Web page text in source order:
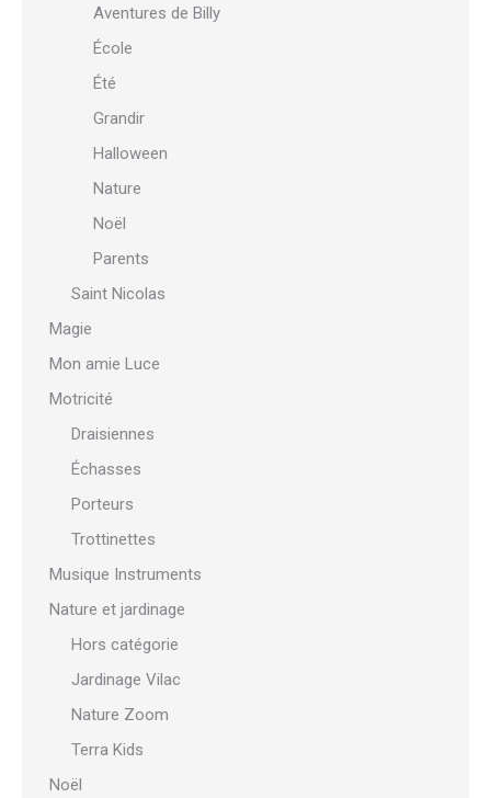
Aventures de Billy
École
Été
Grandir
Halloween
Nature
Noël
Parents
Saint Nicolas
Magie
Mon amie Luce
Motricité
Draisiennes
Échasses
Porteurs
Trottinettes
Musique Instruments
Nature et jardinage
Hors catégorie
Jardinage Vilac
Nature Zoom
Terra Kids
Noël